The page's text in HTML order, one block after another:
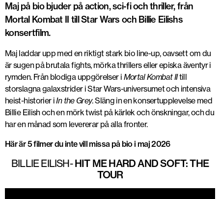
Maj på bio bjuder på action, sci-fi och thriller, från
Mortal Kombat II till Star Wars och Billie Eilishs
konsertfilm.
Maj laddar upp med en riktigt stark bio line-up, oavsett om du
är sugen på brutala fights, mörka thrillers eller episka äventyr i
rymden. Från blodiga uppgörelser i Mortal Kombat IItill
storslagna galaxstrider iStar Wars-universumet och intensiva
heist-historier iIn the Grey. Släng in en konsertupplevelse med
Billie Eilishoch en mörk twist på kärlek och önskningar, och du
har en månad som levererar på alla fronter.
Här är 5 filmer du inte vill missa på bio i maj 2026
BILLIE EILISH-HIT ME HARD AND SOFT: THE
TOUR